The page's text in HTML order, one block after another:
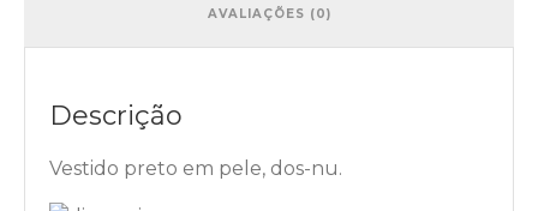
AVALIAÇÕES (0)
Descrição
Vestido preto em pele, dos-nu.